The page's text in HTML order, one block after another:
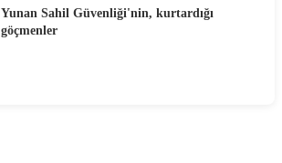
Yunan Sahil Güvenliği'nin, kurtardığı
göçmenler